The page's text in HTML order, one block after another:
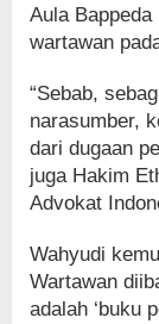
Aula
wartawan
“Sebab,
narasumber,
dari dugaan
juga Hakim
Advokat
Wahyudi
Wartawan
adalah ‘buku